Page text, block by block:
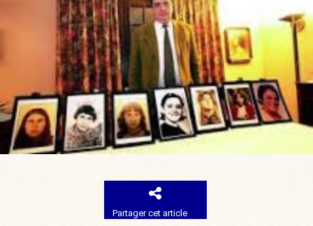
Partager cet article